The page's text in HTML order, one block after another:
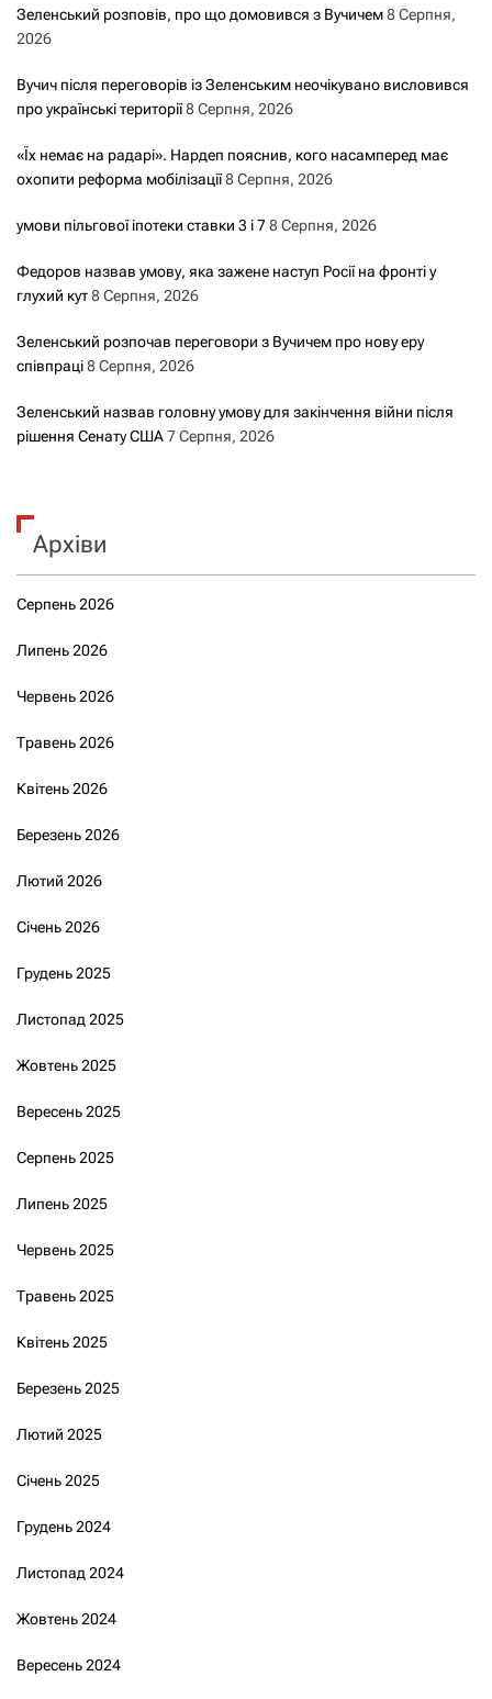
Зеленський розповів, про що домовився з Вучичем8 Серпня,
2026
Вучич після переговорів із Зеленським неочікувано висловився
про українські території8 Серпня, 2026
«Їх немає на радарі». Нардеп пояснив, кого насамперед має
охопити реформа мобілізації8 Серпня, 2026
умови пільгової іпотеки ставки 3 і 78 Серпня, 2026
Федоров назвав умову, яка зажене наступ Росії на фронті у
глухий кут8 Серпня, 2026
Зеленський розпочав переговори з Вучичем про нову еру
співпраці8 Серпня, 2026
Зеленський назвав головну умову для закінчення війни після
рішення Сенату США7 Серпня, 2026
Архіви
Серпень 2026
Липень 2026
Червень 2026
Травень 2026
Квітень 2026
Березень 2026
Лютий 2026
Січень 2026
Грудень 2025
Листопад 2025
Жовтень 2025
Вересень 2025
Серпень 2025
Липень 2025
Червень 2025
Травень 2025
Квітень 2025
Березень 2025
Лютий 2025
Січень 2025
Грудень 2024
Листопад 2024
Жовтень 2024
Вересень 2024